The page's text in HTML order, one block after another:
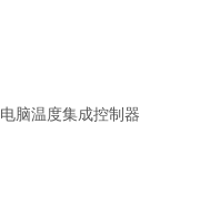
电脑温度集成控制器